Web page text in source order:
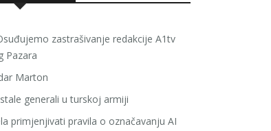
zastrašivanje redakcije A1tv
Pazara
Marton
generali u turskoj armiji
primjenjivati pravila o označavanju AI